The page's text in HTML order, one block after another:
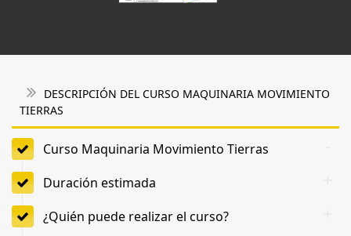
DESCRIPCIÓN DEL CURSO MAQUINARIA MOVIMIENTO
TIERRAS
Curso Maquinaria Movimiento Tierras
Duración estimada
¿Quién puede realizar el curso?